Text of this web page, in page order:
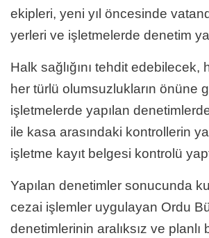
ekipleri, yeni yıl öncesinde
yerleri ve işletmelerde denetim
Halk sağlığını tehdit
her türlü olumsuzlukların önüne
işletmelerde yapılan
ile kasa arasındaki kontrollerin
işletme kayıt belgesi kontrolü
Yapılan denetimler sonucunda
cezai işlemler uygulayan Ordu
denetimlerinin aralıksız ve